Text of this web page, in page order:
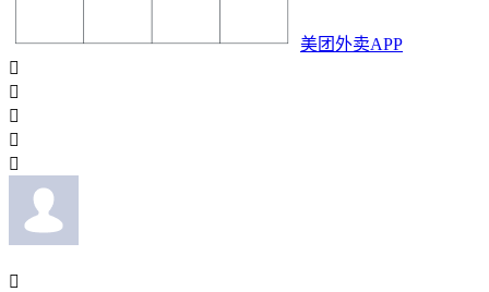
美团外卖APP





